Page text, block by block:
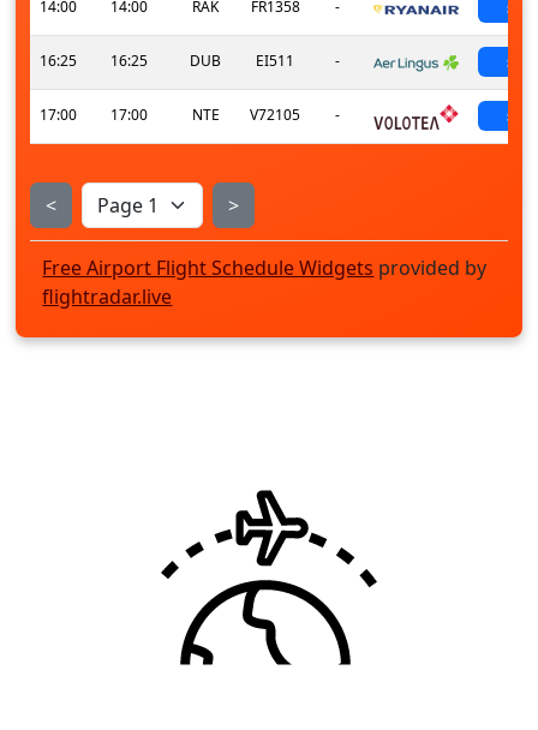
14:00 14:00 RAK FR1358 -
16:25 16:25 DUB EI511 -
17:00 17:00 NTE V72105 -
< >
Free Airport Flight Schedule Widgets provided by
flightradar.live